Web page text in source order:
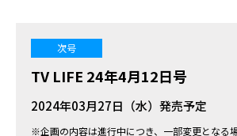
次号
TV LIFE 24年4月12日号
2024年03月27日（水）発売予定
※企画の内容は進行中につき、一部変更となる